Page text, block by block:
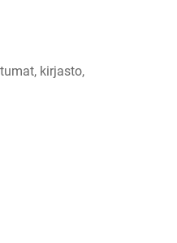
kirjasto,